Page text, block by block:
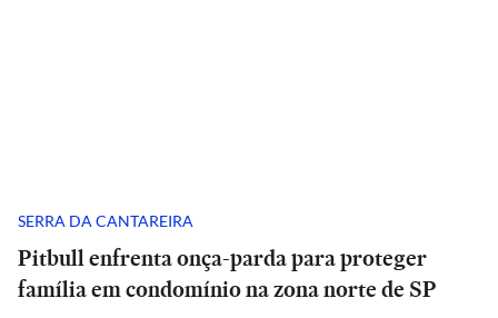
SERRA DA CANTAREIRA
Pitbull enfrenta onça-parda para proteger
família em condomínio na zona norte de SP